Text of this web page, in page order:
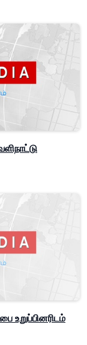
உறுப்பினரிடம்